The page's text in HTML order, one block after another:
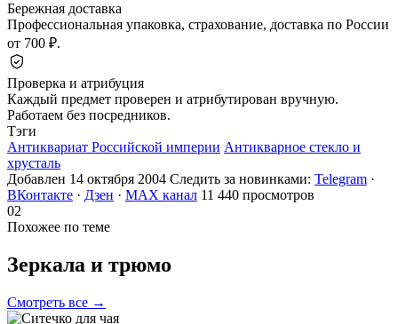
Бережная доставка
Профессиональная упаковка, страхование, доставка по России
от 700 ₽.
Проверка и атрибуция
Каждый предмет проверен и атрибутирован вручную.
Работаем без посредников.
Тэги
Антиквариат Российской империи Антикварное стекло и
хрусталь
Добавлен 14 октября 2004 Следить за новинками: Telegram ·
ВКонтакте · Дзен · MAX канал 11 440 просмотров
02
Похожее по теме
Зеркала и трюмо
Смотреть все →